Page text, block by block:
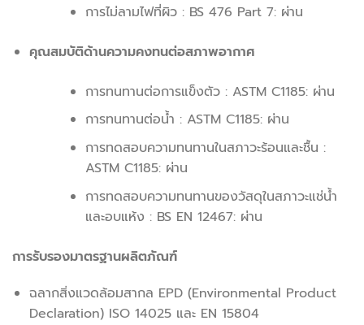
การไม่ลามไฟที่ผิว : BS 476 Part 7: ผ่าน
คุณสมบัติด้านความคงทนต่อสภาพอากาศ
การทนทานต่อการแข็งตัว : ASTM C1185: ผ่าน
การทนทานต่อน้ำ : ASTM C1185: ผ่าน
การทดสอบความทนทานในสภาวะร้อนและชื้น :
ASTM C1185: ผ่าน
การทดสอบความทนทานของวัสดุในสภาวะแช่น้ำ
และอบแห้ง : BS EN 12467: ผ่าน
การรับรองมาตรฐานผลิตภัณฑ์
ฉลากสิ่งแวดล้อมสากล EPD (Environmental Product
Declaration) ISO 14025 และ EN 15804